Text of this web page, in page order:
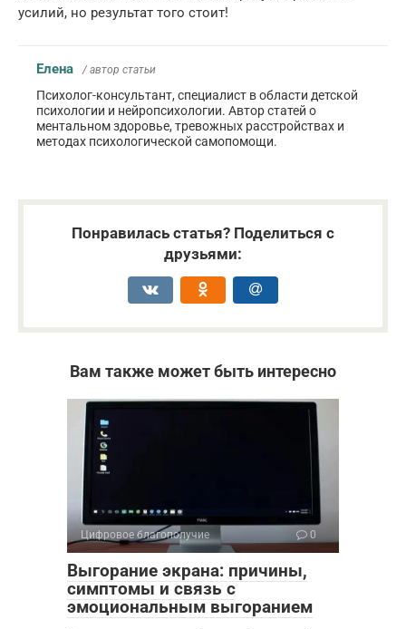
усилий, но результат того стоит!
Елена / автор статьи
Психолог-консультант, специалист в области детской
психологии и нейропсихологии. Автор статей о
ментальном здоровье, тревожных расстройствах и
методах психологической самопомощи.
Понравилась статья? Поделиться с
друзьями:
Вам также может быть интересно
Цифровое благополучие 0
Выгорание экрана: причины,
симптомы и связь с
эмоциональным выгоранием